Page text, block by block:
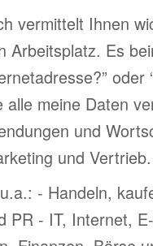
vermittelt Ihnen
Arbeitsplatz. Es
oder
meine Daten
und
und Vertrieb.
- Handeln,
PR - IT, Internet,